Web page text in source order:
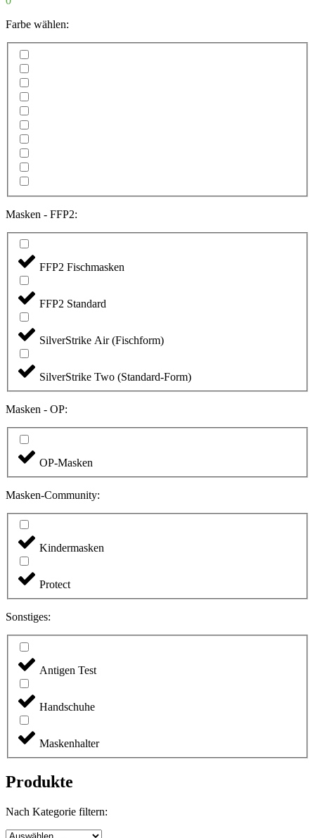
Farbe wählen:
Masken - FFP2:
FFP2 Fischmasken
FFP2 Standard
SilverStrike Air (Fischform)
SilverStrike Two (Standard-Form)
Masken - OP:
OP-Masken
Masken-Community:
Kindermasken
Protect
Sonstiges:
Antigen Test
Handschuhe
Maskenhalter
Produkte
Nach Kategorie filtern: